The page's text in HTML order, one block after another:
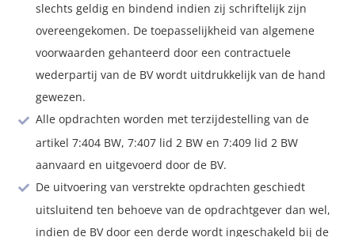
slechts geldig en bindend indien zij schriftelijk zijn
overeengekomen. De toepasselijkheid van algemene
voorwaarden gehanteerd door een contractuele
wederpartij van de BV wordt uitdrukkelijk van de hand
gewezen.
Alle opdrachten worden met terzijdestelling van de
artikel 7:404 BW, 7:407 lid 2 BW en 7:409 lid 2 BW
aanvaard en uitgevoerd door de BV.
De uitvoering van verstrekte opdrachten geschiedt
uitsluitend ten behoeve van de opdrachtgever dan wel,
indien de BV door een derde wordt ingeschakeld bij de